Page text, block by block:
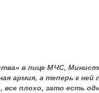
в лице МЧС,
армия, а теперь к ней
все плохо, зато есть